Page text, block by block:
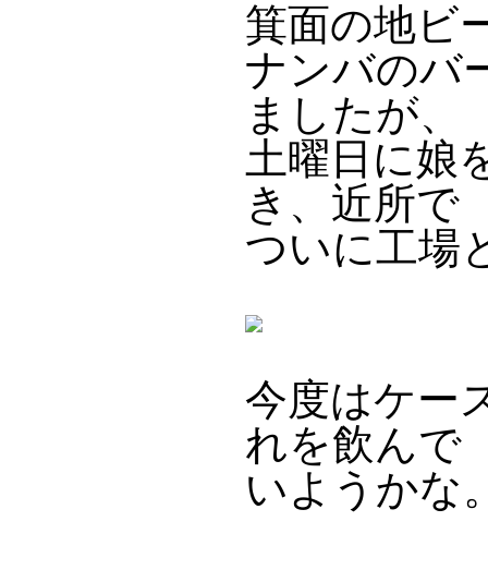
箕面の地ビ
ナンバのバ
ましたが、
土曜日に娘
き、近所で
ついに工場
今度はケー
れを飲んで
いようかな